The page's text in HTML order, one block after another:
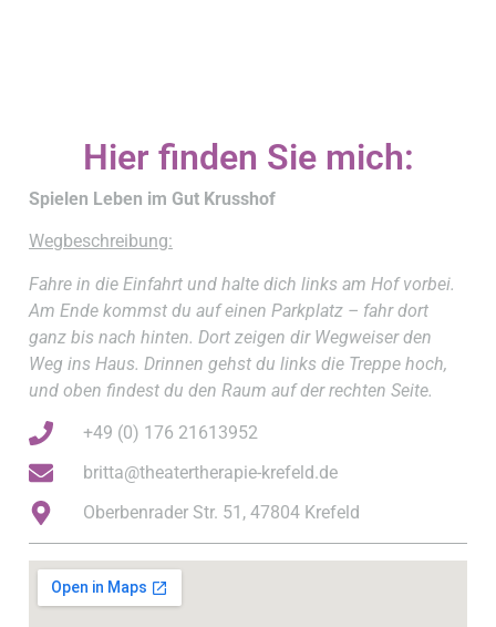
Hier finden Sie mich:
Spielen Leben im Gut Krusshof
Wegbeschreibung:
Fahre in die Einfahrt und halte dich links am Hof vorbei.
Am Ende kommst du auf einen Parkplatz – fahr dort
ganz bis nach hinten. Dort zeigen dir Wegweiser den
Weg ins Haus. Drinnen gehst du links die Treppe hoch,
und oben findest du den Raum auf der rechten Seite.
+49 (0) 176 21613952
britta@theatertherapie-krefeld.de
Oberbenrader Str. 51, 47804 Krefeld